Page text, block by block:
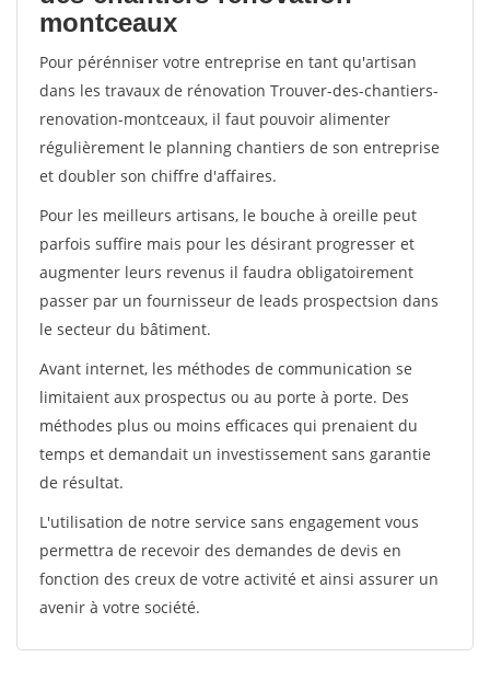
montceaux
Pour pérénniser votre entreprise en tant qu'artisan
dans les travaux de rénovation Trouver-des-chantiers-
renovation-montceaux, il faut pouvoir alimenter
régulièrement le planning chantiers de son entreprise
et doubler son chiffre d'affaires.
Pour les meilleurs artisans, le bouche à oreille peut
parfois suffire mais pour les désirant progresser et
augmenter leurs revenus il faudra obligatoirement
passer par un fournisseur de leads prospectsion dans
le secteur du bâtiment.
Avant internet, les méthodes de communication se
limitaient aux prospectus ou au porte à porte. Des
méthodes plus ou moins efficaces qui prenaient du
temps et demandait un investissement sans garantie
de résultat.
L'utilisation de notre service sans engagement vous
permettra de recevoir des demandes de devis en
fonction des creux de votre activité et ainsi assurer un
avenir à votre société.